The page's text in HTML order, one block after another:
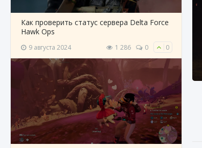
Как проверить статус сервера Delta Force
Hawk Ops
9 августа 2024 1 286 0 0